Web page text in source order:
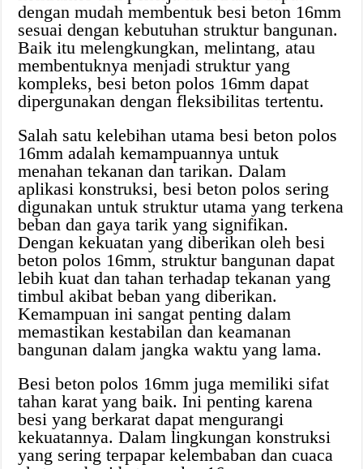
dengan mudah membentuk besi beton 16mm
sesuai dengan kebutuhan struktur bangunan.
Baik itu melengkungkan, melintang, atau
membentuknya menjadi struktur yang
kompleks, besi beton polos 16mm dapat
dipergunakan dengan fleksibilitas tertentu.
Salah satu kelebihan utama besi beton polos
16mm adalah kemampuannya untuk
menahan tekanan dan tarikan. Dalam
aplikasi konstruksi, besi beton polos sering
digunakan untuk struktur utama yang terkena
beban dan gaya tarik yang signifikan.
Dengan kekuatan yang diberikan oleh besi
beton polos 16mm, struktur bangunan dapat
lebih kuat dan tahan terhadap tekanan yang
timbul akibat beban yang diberikan.
Kemampuan ini sangat penting dalam
memastikan kestabilan dan keamanan
bangunan dalam jangka waktu yang lama.
Besi beton polos 16mm juga memiliki sifat
tahan karat yang baik. Ini penting karena
besi yang berkarat dapat mengurangi
kekuatannya. Dalam lingkungan konstruksi
yang sering terpapar kelembaban dan cuaca